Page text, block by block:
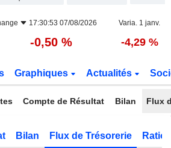
17:30:53 07/08/2026 Varia. 1 janv.
-0,50 % -4,29 %
Graphiques Actualités
Compte de Résultat Bilan Flux
Bilan Flux de Trésorerie